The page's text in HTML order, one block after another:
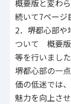
概要版と変わ
続いて7ページ
2．堺都心部や
ついて 概要版
等を行いまし
堺都心部の一
価の低迷では
魅力を向上さ